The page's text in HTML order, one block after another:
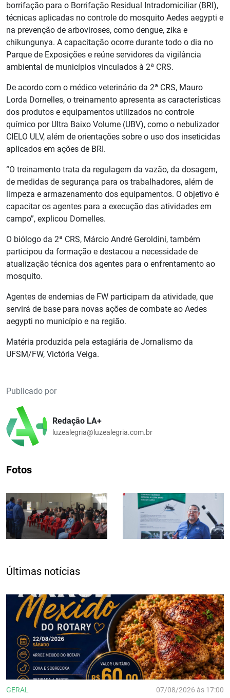
borrifação para o Borrifação Residual Intradomiciliar (BRI),
técnicas aplicadas no controle do mosquito Aedes aegypti e
na prevenção de arboviroses, como dengue, zika e
chikungunya. A capacitação ocorre durante todo o dia no
Parque de Exposições e reúne servidores da vigilância
ambiental de municípios vinculados à 2ª CRS.
De acordo com o médico veterinário da 2ª CRS, Mauro
Lorda Dornelles, o treinamento apresenta as características
dos produtos e equipamentos utilizados no controle
químico por Ultra Baixo Volume (UBV), como o nebulizador
CIELO ULV, além de orientações sobre o uso dos inseticidas
aplicados em ações de BRI.
“O treinamento trata da regulagem da vazão, da dosagem,
de medidas de segurança para os trabalhadores, além de
limpeza e armazenamento dos equipamentos. O objetivo é
capacitar os agentes para a execução das atividades em
campo”, explicou Dornelles.
O biólogo da 2ª CRS, Márcio André Geroldini, também
participou da formação e destacou a necessidade de
atualização técnica dos agentes para o enfrentamento ao
mosquito.
Agentes de endemias de FW participam da atividade, que
servirá de base para novas ações de combate ao Aedes
aegypti no município e na região.
Matéria produzida pela estagiária de Jornalismo da
UFSM/FW, Victória Veiga.
Publicado por
Redação LA+
luzealegria@luzealegria.com.br
Fotos
Últimas notícias
GERAL 07/08/2026 às 17:00